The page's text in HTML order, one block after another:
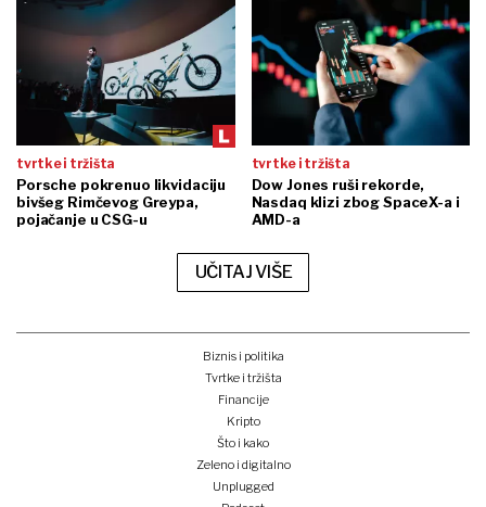
tvrtke i tržišta
Porsche pokrenuo likvidaciju
bivšeg Rimčevog Greypa,
pojačanje u CSG-u
tvrtke i tržišta
Dow Jones ruši rekorde,
Nasdaq klizi zbog SpaceX-a i
AMD-a
UČITAJ VIŠE
Biznis i politika
Tvrtke i tržišta
Financije
Kripto
Što i kako
Zeleno i digitalno
Unplugged